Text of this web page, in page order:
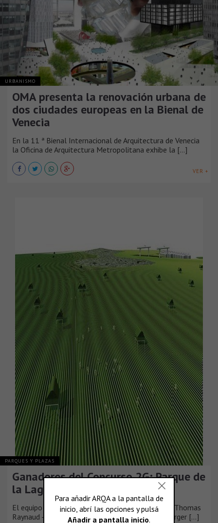
URBANISMO
OMA presenta la renovación urbana de
dos ciudades europeas en la Bienal de
Venecia
En la 11 ª Bienal Internacional de Arquitectura de Venecia
la Oficina de Arquitectura Metropolitana exhibe la [...]
VER +
PARQUES Y PLAZAS
Ganadores del Concurso 2G: Parque de
la Laguna de Venecia
El equipo parisino compuesto por los arquitectos Thomas
Raynaud -del estudio BuildingBuilding- y Cyrille Berger [...]